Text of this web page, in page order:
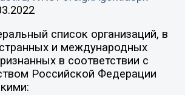
список организаций, в
и международных
в соответствии с
Российской Федерации